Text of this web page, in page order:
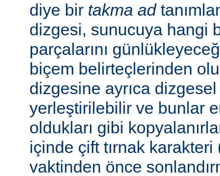
diye bir takma ad
dizgesi, sunucuya hangi
parçalarını
biçem belirteçlerinden
dizgesine ayrıca
yerleştirilebilir ve bunlar
oldukları gibi
içinde çift tırnak
vaktinden önce